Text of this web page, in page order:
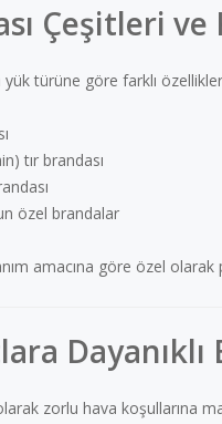
Çeşitleri ve
yük türüne göre farklı
tır brandası
özel brandalar
amacına göre özel olarak
zorlu hava koşullarına